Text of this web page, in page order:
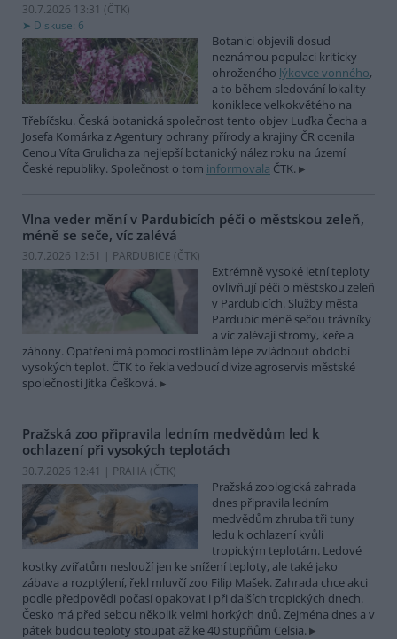
30.7.2026 13:31 (ČTK)
Diskuse: 6
Botanici objevili dosud
neznámou populaci kriticky
ohroženého lýkovce vonného,
a to během sledování lokality
koniklece velkokvětého na
Třebíčsku. Česká botanická společnost tento objev Luďka Čecha a
Josefa Komárka z Agentury ochrany přírody a krajiny ČR ocenila
Cenou Víta Grulicha za nejlepší botanický nález roku na území
České republiky. Společnost o tom informovala ČTK.
Vlna veder mění v Pardubicích péči o městskou zeleň,
méně se seče, víc zalévá
30.7.2026 12:51 | PARDUBICE (ČTK)
Extrémně vysoké letní teploty
ovlivňují péči o městskou zeleň
v Pardubicích. Služby města
Pardubic méně sečou trávníky
a víc zalévají stromy, keře a
záhony. Opatření má pomoci rostlinám lépe zvládnout období
vysokých teplot. ČTK to řekla vedoucí divize agroservis městské
společnosti Jitka Češková.
Pražská zoo připravila ledním medvědům led k
ochlazení při vysokých teplotách
30.7.2026 12:41 | PRAHA (ČTK)
Pražská zoologická zahrada
dnes připravila ledním
medvědům zhruba tři tuny
ledu k ochlazení kvůli
tropickým teplotám. Ledové
kostky zvířatům neslouží jen ke snížení teploty, ale také jako
zábava a rozptýlení, řekl mluvčí zoo Filip Mašek. Zahrada chce akci
podle předpovědi počasí opakovat i při dalších tropických dnech.
Česko má před sebou několik velmi horkých dnů. Zejména dnes a v
pátek budou teploty stoupat až ke 40 stupňům Celsia.